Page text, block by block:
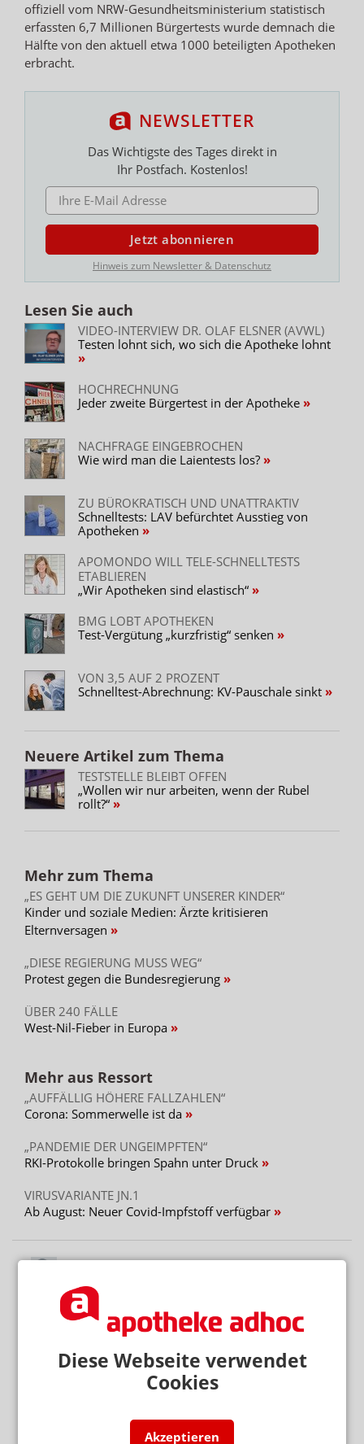
Diese Webseite verwendet
Cookies
Akzeptieren
offiziell vom NRW-Gesundheitsministerium statistisch
erfassten 6,7 Millionen Bürgertests wurde demnach die
Hälfte von den aktuell etwa 1000 beteiligten Apotheken
erbracht.
NEWSLETTER
Das Wichtigste des Tages direkt in
Ihr Postfach. Kostenlos!
E-MAIL ADRESSE
Jetzt abonnieren
Hinweis zum Newsletter & Datenschutz
Lesen Sie auch
VIDEO-INTERVIEW DR. OLAF ELSNER (AVWL)
Testen lohnt sich, wo sich die Apotheke lohnt
HOCHRECHNUNG
Jeder zweite Bürgertest in der Apotheke
NACHFRAGE EINGEBROCHEN
Wie wird man die Laientests los?
ZU BÜROKRATISCH UND UNATTRAKTIV
Schnelltests: LAV befürchtet Ausstieg von
Apotheken
APOMONDO WILL TELE-SCHNELLTESTS
ETABLIEREN
„Wir Apotheken sind elastisch“
BMG LOBT APOTHEKEN
Test-Vergütung „kurzfristig“ senken
VON 3,5 AUF 2 PROZENT
Schnelltest-Abrechnung: KV-Pauschale sinkt
Neuere Artikel zum Thema
TESTSTELLE BLEIBT OFFEN
„Wollen wir nur arbeiten, wenn der Rubel
rollt?“
Mehr zum Thema
„ES GEHT UM DIE ZUKUNFT UNSERER KINDER“
Kinder und soziale Medien: Ärzte kritisieren
Elternversagen
„DIESE REGIERUNG MUSS WEG“
Protest gegen die Bundesregierung
ÜBER 240 FÄLLE
West-Nil-Fieber in Europa
Mehr aus Ressort
„AUFFÄLLIG HÖHERE FALLZAHLEN“
Corona: Sommerwelle ist da
„PANDEMIE DER UNGEIMPFTEN“
RKI-Protokolle bringen Spahn unter Druck
VIRUSVARIANTE JN.1
Ab August: Neuer Covid-Impfstoff verfügbar